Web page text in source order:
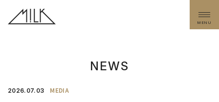
MENU
NEWS
2026. 07.03 MEDIA